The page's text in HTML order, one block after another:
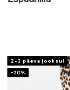
2-3 päeva jooksul
−20%